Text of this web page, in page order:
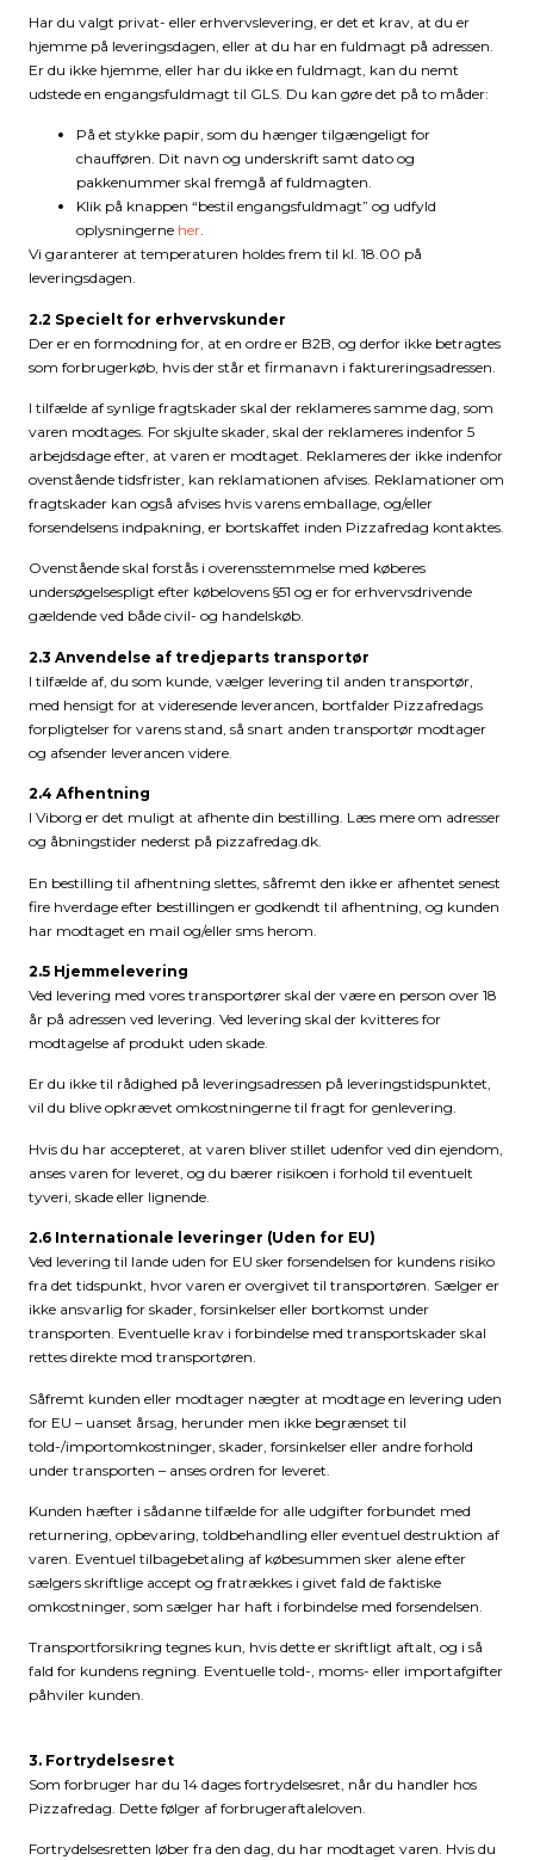
Har du valgt privat- eller erhvervslevering, er det et krav, at du er
hjemme på leveringsdagen, eller at du har en fuldmagt på adressen.
Er du ikke hjemme, eller har du ikke en fuldmagt, kan du nemt
udstede en engangsfuldmagt til GLS. Du kan gøre det på to måder:
På et stykke papir, som du hænger tilgængeligt for
chaufføren. Dit navn og underskrift samt dato og
pakkenummer skal fremgå af fuldmagten.
Klik på knappen “bestil engangsfuldmagt” og udfyld
oplysningerne her.
Vi garanterer at temperaturen holdes frem til kl. 18.00 på
leveringsdagen.
2.2 Specielt for erhvervskunder
Der er en formodning for, at en ordre er B2B, og derfor ikke betragtes
som forbrugerkøb, hvis der står et firmanavn i faktureringsadressen.
I tilfælde af synlige fragtskader skal der reklameres samme dag, som
varen modtages. For skjulte skader, skal der reklameres indenfor 5
arbejdsdage efter, at varen er modtaget. Reklameres der ikke indenfor
ovenstående tidsfrister, kan reklamationen afvises. Reklamationer om
fragtskader kan også afvises hvis varens emballage, og/eller
forsendelsens indpakning, er bortskaffet inden Pizzafredag kontaktes.
Ovenstående skal forstås i overensstemmelse med køberes
undersøgelsespligt efter købelovens §51 og er for erhvervsdrivende
gældende ved både civil- og handelskøb.
2.3 Anvendelse af tredjeparts transportør
I tilfælde af, du som kunde, vælger levering til anden transportør,
med hensigt for at videresende leverancen, bortfalder Pizzafredags
forpligtelser for varens stand, så snart anden transportør modtager
og afsender leverancen videre.
2.4 Afhentning
I Viborg er det muligt at afhente din bestilling. Læs mere om adresser
og åbningstider nederst på pizzafredag.dk.
En bestilling til afhentning slettes, såfremt den ikke er afhentet senest
fire hverdage efter bestillingen er godkendt til afhentning, og kunden
har modtaget en mail og/eller sms herom.
2.5 Hjemmelevering
Ved levering med vores transportører skal der være en person over 18
år på adressen ved levering. Ved levering skal der kvitteres for
modtagelse af produkt uden skade.
Er du ikke til rådighed på leveringsadressen på leveringstidspunktet,
vil du blive opkrævet omkostningerne til fragt for genlevering.
Hvis du har accepteret, at varen bliver stillet udenfor ved din ejendom,
anses varen for leveret, og du bærer risikoen i forhold til eventuelt
tyveri, skade eller lignende.
2.6 Internationale leveringer (Uden for EU)
Ved levering til lande uden for EU sker forsendelsen for kundens risiko
fra det tidspunkt, hvor varen er overgivet til transportøren. Sælger er
ikke ansvarlig for skader, forsinkelser eller bortkomst under
transporten. Eventuelle krav i forbindelse med transportskader skal
rettes direkte mod transportøren.
Såfremt kunden eller modtager nægter at modtage en levering uden
for EU – uanset årsag, herunder men ikke begrænset til
told-/importomkostninger, skader, forsinkelser eller andre forhold
under transporten – anses ordren for leveret.
Kunden hæfter i sådanne tilfælde for alle udgifter forbundet med
returnering, opbevaring, toldbehandling eller eventuel destruktion af
varen. Eventuel tilbagebetaling af købesummen sker alene efter
sælgers skriftlige accept og fratrækkes i givet fald de faktiske
omkostninger, som sælger har haft i forbindelse med forsendelsen.
Transportforsikring tegnes kun, hvis dette er skriftligt aftalt, og i så
fald for kundens regning. Eventuelle told-, moms- eller importafgifter
påhviler kunden.
3. Fortrydelsesret
Som forbruger har du 14 dages fortrydelsesret, når du handler hos
Pizzafredag. Dette følger af forbrugeraftaleloven.
Fortrydelsesretten løber fra den dag, du har modtaget varen. Hvis du